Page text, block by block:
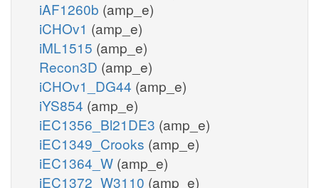
iAF1260b (amp_e)
iCHOv1 (amp_e)
iML1515 (amp_e)
Recon3D (amp_e)
iCHOv1_DG44 (amp_e)
iYS854 (amp_e)
iEC1356_Bl21DE3 (amp_e)
iEC1349_Crooks (amp_e)
iEC1364_W (amp_e)
iEC1372_W3110 (amp_e)